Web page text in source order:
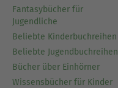
Fantasybücher für
Jugendliche
Beliebte Kinderbuchreihen
Beliebte Jugendbuchreihen
Bücher über Einhörner
Wissensbücher für Kinder